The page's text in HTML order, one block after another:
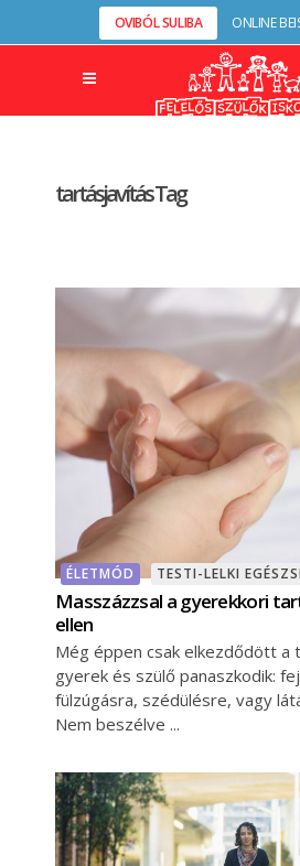
OVIBÓL SULIBA ONLINE
tartásjavítás Tag
ÉLETMÓD TESTI-LELKI
Masszázzsal a gyerekkori
ellen
Még éppen csak elkezdődött a
gyerek és szülő panaszkodik:
fülzúgásra, szédülésre, vagy
Nem beszélve